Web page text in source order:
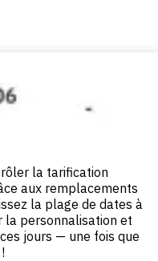
la tarification
aux remplacements
la plage de dates à
la personnalisation et
jours — une fois que